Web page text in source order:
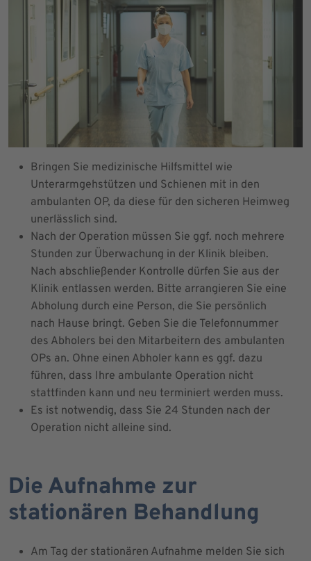
Bringen Sie medizinische Hilfsmittel wie
Unterarmgehstützen und Schienen mit in den
ambulanten OP, da diese für den sicheren Heimweg
unerlässlich sind.
Nach der Operation müssen Sie ggf. noch mehrere
Stunden zur Überwachung in der Klinik bleiben.
Nach abschließender Kontrolle dürfen Sie aus der
Klinik entlassen werden. Bitte arrangieren Sie eine
Abholung durch eine Person, die Sie persönlich
nach Hause bringt. Geben Sie die Telefonnummer
des Abholers bei den Mitarbeitern des ambulanten
OPs an. Ohne einen Abholer kann es ggf. dazu
führen, dass Ihre ambulante Operation nicht
stattfinden kann und neu terminiert werden muss.
Es ist notwendig, dass Sie 24 Stunden nach der
Operation nicht alleine sind.
Die Aufnahme zur
stationären Behandlung
Am Tag der stationären Aufnahme melden Sie sich